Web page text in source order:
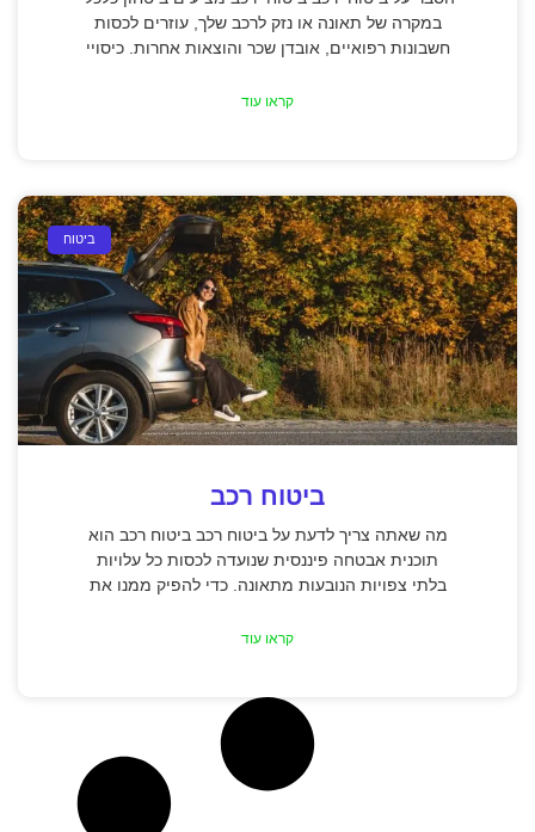
במקרה של תאונה או נזק לרכב שלך, עוזרים לכסות
חשבונות רפואיים, אובדן שכר והוצאות אחרות. כיסויי
קראו עוד
ביטוח
ביטוח רכב
מה שאתה צריך לדעת על ביטוח רכב ביטוח רכב הוא
תוכנית אבטחה פיננסית שנועדה לכסות כל עלויות
בלתי צפויות הנובעות מתאונה. כדי להפיק ממנו את
קראו עוד